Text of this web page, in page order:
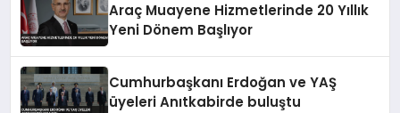
Araç Muayene Hizmetlerinde 20 Yıllık
Yeni Dönem Başlıyor
Cumhurbaşkanı Erdoğan ve YAŞ
üyeleri Anıtkabirde buluştu